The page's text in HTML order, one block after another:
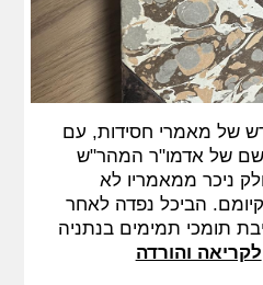
של מאמרי חסידות, עם
של אדמו"ר המהר"ש
ניכר ממאמריו לא
הביכל נפדה לאחר
תומכי תמימים בנתניה
לקריאה והורדה